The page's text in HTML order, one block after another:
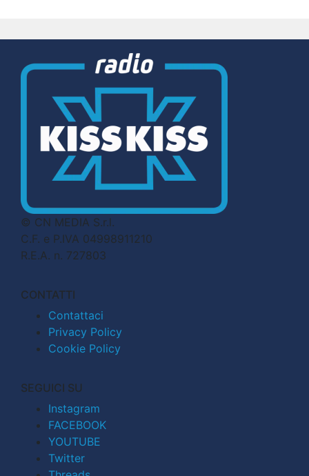
© CN MEDIA S.r.l.
C.F. e P.IVA 04998911210
R.E.A. n. 727803
CONTATTI
Contattaci
Privacy Policy
Cookie Policy
SEGUICI SU
Instagram
FACEBOOK
YOUTUBE
Twitter